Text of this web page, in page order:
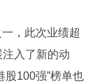
，此次业绩超
注入了新的动
股100强”榜单也